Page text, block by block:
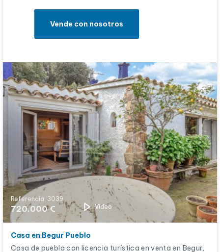
Vende con nosotros
Referencia: 3039
720.000 € Vídeo
Casa en Begur Pueblo
Casa de pueblo con licencia turística en venta en Begur,